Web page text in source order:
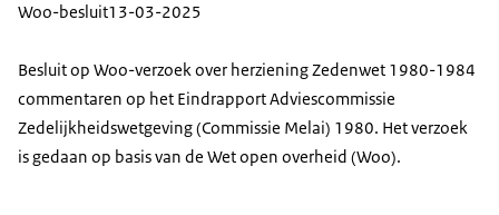
Woo-besluit13-03-2025
Besluit op Woo-verzoek over herziening Zedenwet 1980-1984
commentaren op het Eindrapport Adviescommissie
Zedelijkheidswetgeving (Commissie Melai) 1980. Het verzoek
is gedaan op basis van de Wet open overheid (Woo).